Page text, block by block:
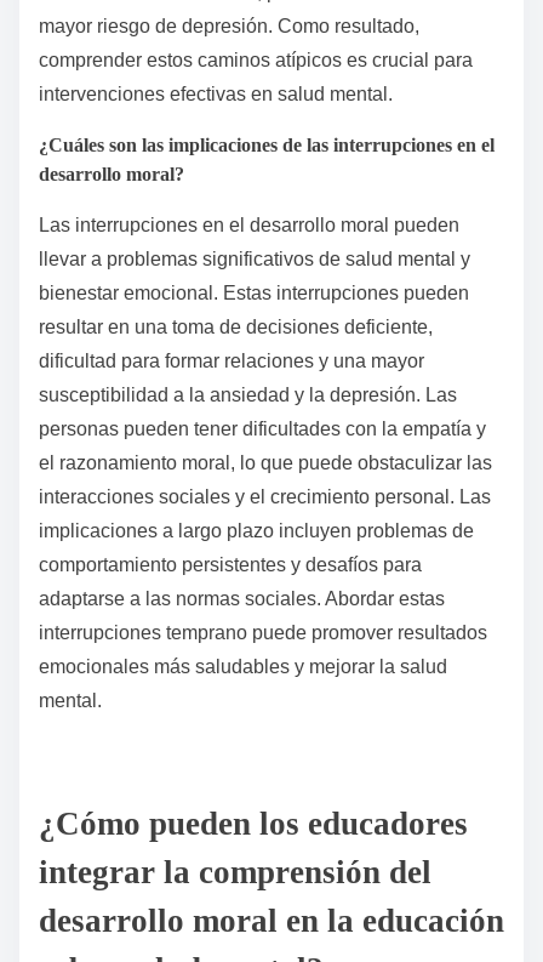
proporcionar una visión más profunda de la
complejidad del razonamiento moral y sus
implicaciones.
¿Cómo afectan los caminos atípicos de desarrollo moral
a la salud mental?
Los caminos atípicos de desarrollo moral pueden
afectar significativamente la salud mental al llevar a la
disfunción emocional y desafíos sociales. Las
personas pueden tener dificultades con la empatía, lo
que resulta en aislamiento y ansiedad. Las etapas
únicas de desarrollo moral, como la progresión
retrasada o distorsionada, pueden contribuir a un
mayor riesgo de depresión. Como resultado,
comprender estos caminos atípicos es crucial para
intervenciones efectivas en salud mental.
¿Cuáles son las implicaciones de las interrupciones en el
Las interrupciones en el desarrollo moral pueden
llevar a problemas significativos de salud mental y
susceptibilidad a la ansiedad y la depresión. Las
personas pueden tener dificultades con la empatía y
el razonamiento moral, lo que puede obstaculizar las